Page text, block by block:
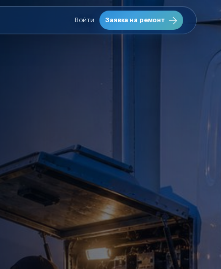
Войти Заявка на ремонт